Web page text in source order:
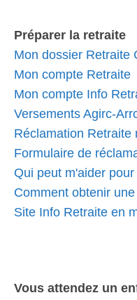
Préparer la retraite
Mon dossier Retraite
Mon compte Retraite
Mon compte Info
Versements Agirc-
Réclamation Retraite
Formulaire de
Qui peut m'aider
Comment obtenir
Site Info Retraite en
Vous attendez un